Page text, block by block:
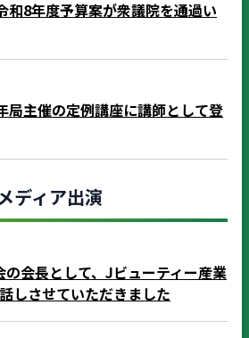
和8年度予算案が衆議院を通過い
局主催の定例講座に講師として登
ディア出演
会長として、Jビューティー産業
しさせていただきました